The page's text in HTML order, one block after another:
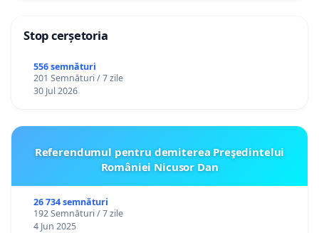
Stop cerșetoria
556 semnături
201 Semnături / 7 zile
30 Jul 2026
Referendumul pentru demiterea Preşedintelui
României Nicusor Dan
26 734 semnături
192 Semnături / 7 zile
4 Jun 2025